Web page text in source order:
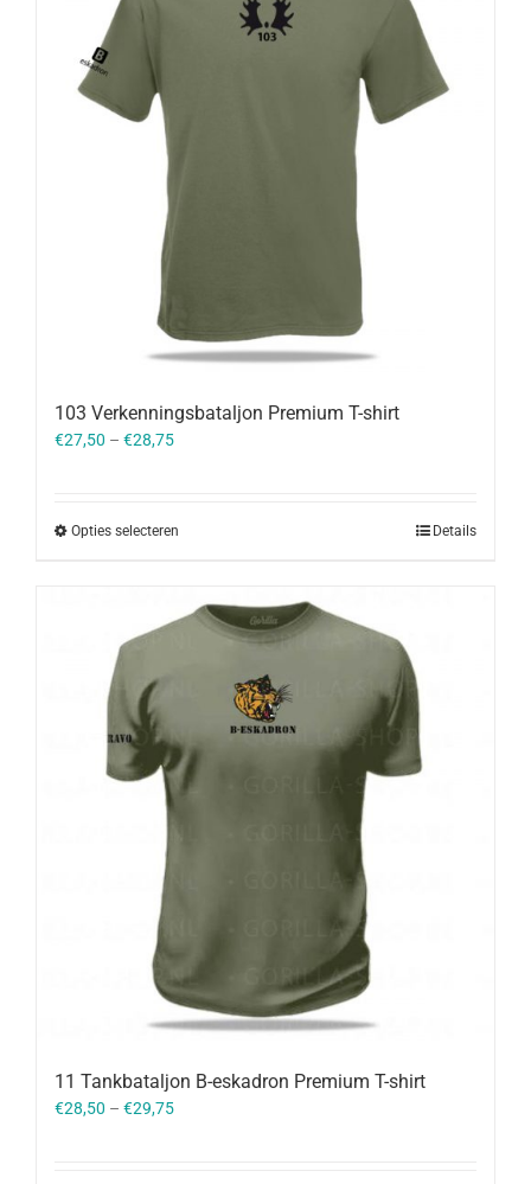
103 Verkenningsbataljon Premium T-shirt
€27,50 – €28,75
Opties selecteren Details
11 Tankbataljon B-eskadron Premium T-shirt
€28,50 – €29,75